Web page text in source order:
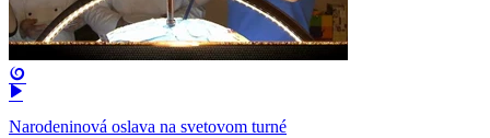
Narodeninová oslava na svetovom turné